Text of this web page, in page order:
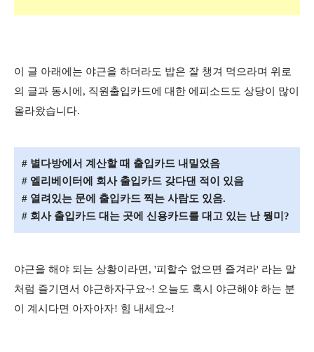
이 글 아래에는 야근을 하더라도 밥은 잘 챙겨 먹으라며 위로
의 글과 동시에, 직원출입카드에 대한 에피소드도 상당이 많이
올라왔습니다.
# 별다방에서 계산할 때 출입카드 내밀었음
# 엘리베이터에 회사 출입카드 갖다댄 적이 있음
# 열려있는 문에 출입카드 찍는 사람도 있음.
# 회사 출입카드 대는 곳에 신용카드를 대고 있는 난 뭥미?
야근을 해야 되는 상황이라면, '피할수 없으면 즐겨라' 라는 말
처럼 즐기면서 야근하자구요~! 오늘도 혹시 야근해야 하는 분
이 계시다면 아자아자! 힘 내세요~!